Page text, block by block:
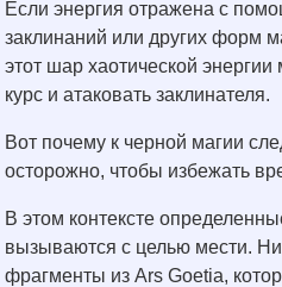
Если энергия отражена с
заклинаний или других форм
этот шар хаотической
курс и атаковать заклинателя.
Вот почему к черной магии
осторожно, чтобы избежать
В этом контексте
вызываются с целью мести.
фрагменты из Ars Goetia,